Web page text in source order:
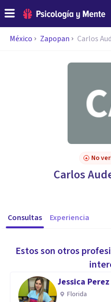
México Zapopan Carlos
No
Carlos
Consultas Experiencia
Estos son otros
Jessica
Florida